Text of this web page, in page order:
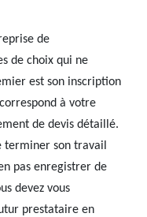
de
de choix qui ne
est son inscription
à votre
de devis détaillé.
terminer son travail
pas enregistrer de
devez vous
prestataire en